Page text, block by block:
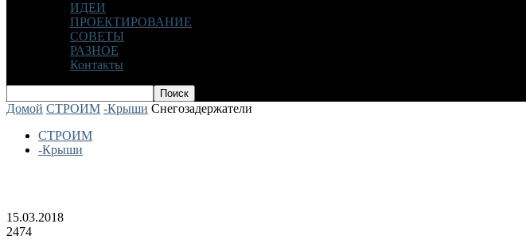
ИДЕИ
ПРОЕКТИРОВАНИЕ
СОВЕТЫ
РАЗНОЕ
Контакты
Домой СТРОИМ -Крыши Снегозадержатели
СТРОИМ
-Крыши
15.03.2018
2474